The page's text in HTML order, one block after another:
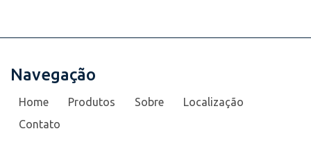
Navegação
Home Produtos Sobre
Localização
Contato